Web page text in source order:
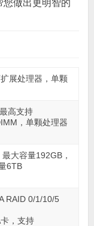
做出更明智的
展处理器，单颗
高支持
，单颗处理器
大容量192GB，
6TB
RAID 0/1/10/5
，支持